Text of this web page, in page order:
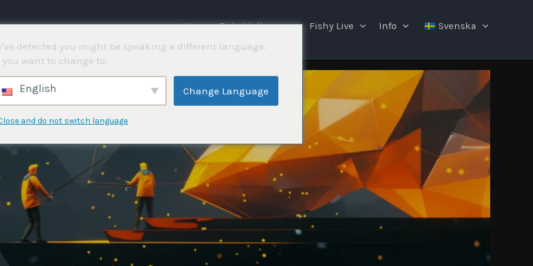
⌂ Hem Fisketävlingar Fishy Live Info Svenska
detected you might be speaking a different language.
you want to change to:
English Change Language
and do not switch language